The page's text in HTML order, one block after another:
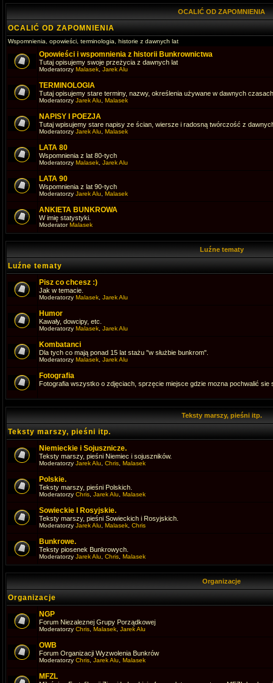
OCALIĆ OD ZAPOMNIENIA
OCALIĆ OD ZAPOMNIENIA
Wspomnienia, opowieści, terminologia, historie z dawnych lat
Opowieści i wspomnienia z historii Bunkrownictwa
Tutaj opisujemy swoje przeżycia z dawnych lat
Moderatorzy Malasek Jarek Alu
TERMINOLOGIA
Tutaj opisujemy stare terminy, nazwy, określenia używane w dawnych czasach
Moderatorzy Jarek Alu Malasek
NAPISY I POEZJA
Tutaj wpisujemy stare napisy ze ścian, wiersze i radosną twórczość z
Moderatorzy Jarek Alu Malasek
LATA 80
Wspomnienia z lat 80-tych
Moderatorzy Malasek Jarek Alu
LATA 90
Wspomnienia z lat 90-tych
Moderatorzy Jarek Alu Malasek
ANKIETA BUNKROWA
W imię statystyki.
ModeratorMalasek
Luźne tematy
Luźne tematy
Pisz co chcesz :)
Jak w temacie.
Moderatorzy Malasek Jarek Alu
Humor
Kawały, dowcipy, etc.
Moderatorzy Malasek Jarek Alu
Kombatanci
Dla tych co mają ponad 15 lat stażu "w służbie bunkrom".
Moderatorzy Malasek Jarek Alu
Fotografia
Fotografia wszystko o zdjęciach, sprzęcie miejsce gdzie mozna pochwalić sie
Teksty marszy, pieśni itp.
Teksty marszy, pieśni itp.
Niemieckie i Sojusznicze.
Teksty marszy, pieśni Niemiec i sojuszników.
Moderatorzy Jarek Alu Chris Malasek
Polskie.
Teksty marszy, pieśni Polskich.
Moderatorzy Chris Jarek Alu Malasek
Sowieckie I Rosyjskie.
Teksty marszy, pieśni Sowieckich i Rosyjskich.
Moderatorzy Jarek Alu Malasek Chris
Bunkrowe.
Teksty piosenek Bunkrowych.
Moderatorzy Jarek Alu Chris Malasek
Organizacje
Organizacje
NGP
Forum Niezaleznej Grupy Porządkowej
Moderatorzy Chris Malasek Jarek Alu
OWB
Forum Organizacji Wyzwolenia Bunkrów
Moderatorzy Chris Jarek Alu Malasek
MFZL